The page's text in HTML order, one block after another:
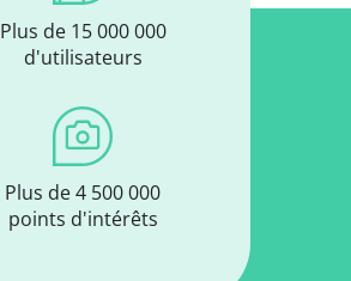
Plus de 15 000 000
d'utilisateurs
Plus de 4 500 000
points d'intérêts